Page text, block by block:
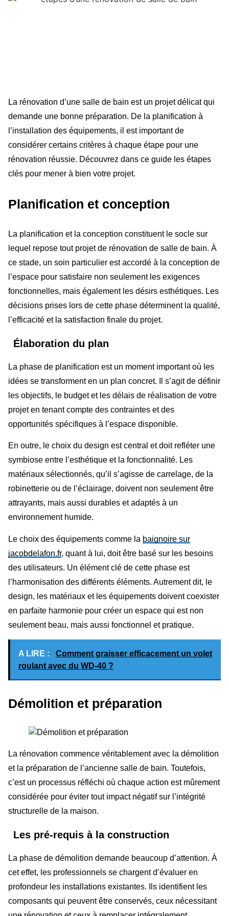
La rénovation d’une salle de bain est un projet délicat qui
demande une bonne préparation. De la planification à
l’installation des équipements, il est important de
considérer certains critères à chaque étape pour une
rénovation réussie. Découvrez dans ce guide les étapes
clés pour mener à bien votre projet.
Planification et conception
La planification et la conception constituent le socle sur
lequel repose tout projet de rénovation de salle de bain. À
ce stade, un soin particulier est accordé à la conception de
l’espace pour satisfaire non seulement les exigences
fonctionnelles, mais également les désirs esthétiques. Les
décisions prises lors de cette phase déterminent la qualité,
l’efficacité et la satisfaction finale du projet.
Élaboration du plan
La phase de planification est un moment important où les
idées se transforment en un plan concret. Il s’agit de définir
les objectifs, le budget et les délais de réalisation de votre
projet en tenant compte des contraintes et des
opportunités spécifiques à l’espace disponible.
En outre, le choix du design est central et doit refléter une
symbiose entre l’esthétique et la fonctionnalité. Les
matériaux sélectionnés, qu’il s’agisse de carrelage, de la
robinetterie ou de l’éclairage, doivent non seulement être
attrayants, mais aussi durables et adaptés à un
environnement humide.
Le choix des équipements comme la baignoire sur
jacobdelafon.fr, quant à lui, doit être basé sur les besoins
des utilisateurs. Un élément clé de cette phase est
l’harmonisation des différents éléments. Autrement dit, le
design, les matériaux et les équipements doivent coexister
en parfaite harmonie pour créer un espace qui est non
seulement beau, mais aussi fonctionnel et pratique.
A LIRE :
Comment graisser efficacement un volet
roulant avec du WD-40 ?
Démolition et préparation
La rénovation commence véritablement avec la démolition
et la préparation de l’ancienne salle de bain. Toutefois,
c’est un processus réfléchi où chaque action est mûrement
considérée pour éviter tout impact négatif sur l’intégrité
structurelle de la maison.
Les pré-requis à la construction
La phase de démolition demande beaucoup d’attention. À
cet effet, les professionnels se chargent d’évaluer en
profondeur les installations existantes. Ils identifient les
composants qui peuvent être conservés, ceux nécessitant